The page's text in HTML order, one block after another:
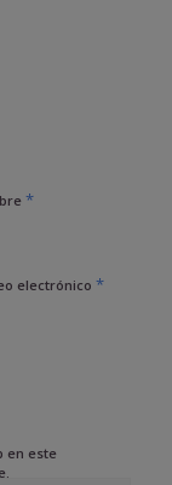
*
electrónico *
en este